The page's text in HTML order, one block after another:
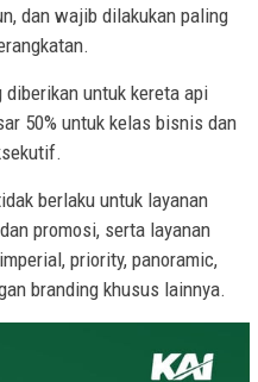
dan wajib dilakukan paling
untuk kereta api
50% untuk kelas bisnis dan
berlaku untuk layanan
promosi, serta layanan
priority, panoramic,
branding khusus lainnya.